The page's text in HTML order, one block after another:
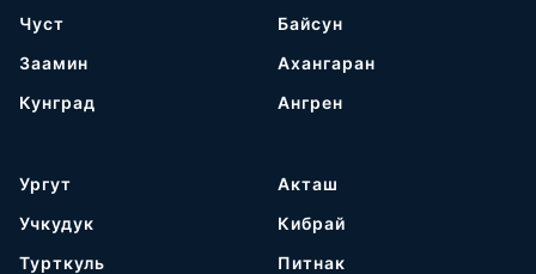
Чуст
Заамин
Кунград
Байсун
Ахангаран
Ангрен
Ургут
Учкудук
Турткуль
Акташ
Кибрай
Питнак